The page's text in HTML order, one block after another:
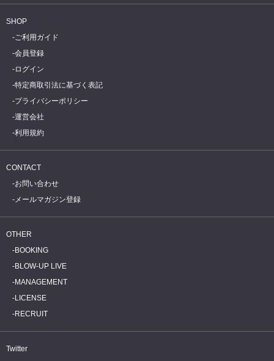
SHOP
ご利用ガイド
会員登録
ログイン
特定商取引法に基づく表記
プライバシーポリシー
運営会社
利用規約
CONTACT
お問い合わせ
メールマガジン登録
OTHER
BOOKING
BLOW-UP LIVE
MANAGEMENT
LICENSE
RECRUIT
Twitter